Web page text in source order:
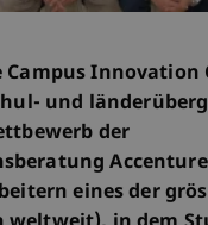
Campus Innovation
und
der
eines der